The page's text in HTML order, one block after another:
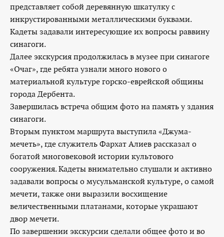
представляет собой деревянную шкатулку с
инкрустированными металлическими буквами.
Кадеты задавали интересующие их вопросы раввину
синагоги.
Далее экскурсия продолжилась в музее при синагоге
«Очаг», где ребята узнали много нового о
материальной культуре горско-еврейской общины
города Дербента.
Завершилась встреча общим фото на память у здания
синагоги.
Вторым пунктом маршрута выступила «Джума-
мечеть», где служитель Фархат Алиев рассказал о
богатой многовековой истории культового
сооружения. Кадеты внимательно слушали и активно
задавали вопросы о мусульманской культуре, о самой
мечети, также они выразили восхищение
величественными платанами, которые украшают
двор мечети.
По завершении экскурсии сделали общее фото и во